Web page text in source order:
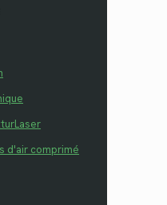
d'air comprimé